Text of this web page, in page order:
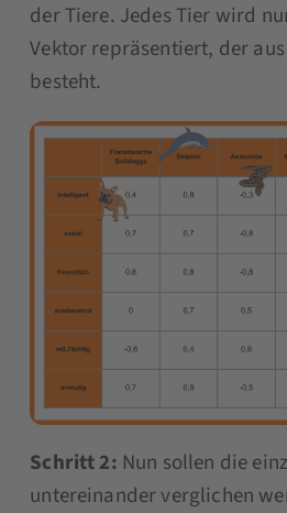
der Tiere. Jedes Tier wird
Vektor repräsentiert, der
besteht.
Schritt 2: Nun sollen die
untereinander verglichen